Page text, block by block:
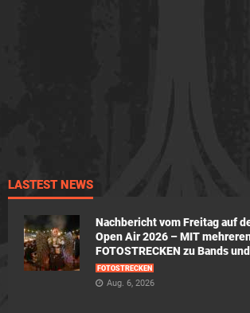
LASTEST NEWS
Nachbericht vom Freitag auf
Open Air 2026 – MIT
FOTOSTRECKEN zu Bands
FOTOSTRECKEN
Aug. 6, 2026